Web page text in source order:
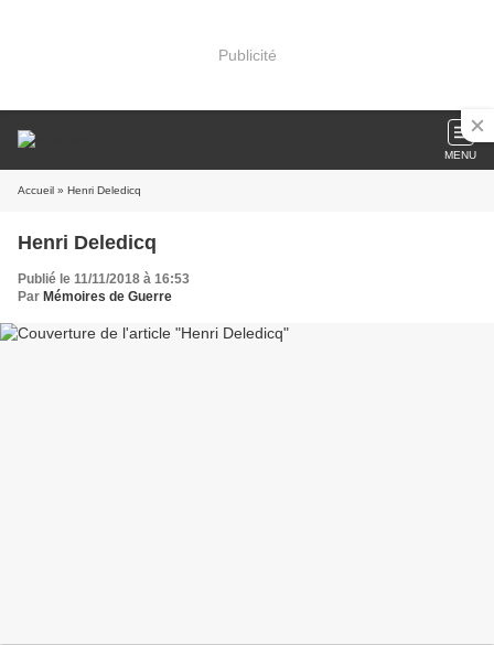
Publicité
MENU
Accueil » Henri Deledicq
Henri Deledicq
Publié le 11/11/2018 à 16:53
Par Mémoires de Guerre